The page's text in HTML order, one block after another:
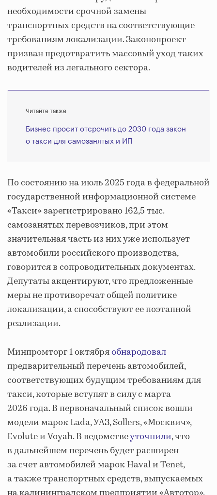
необходимости срочной замены
транспортных средств на соответствующие
требованиям локализации. Законопроект
призван предотвратить массовый уход таких
водителей из легального сектора.
Читайте также
Бизнес просит отсрочить до 2030 года закон
о такси для самозанятых и ИП
По состоянию на июль 2025 года в федеральной
государственной информационной системе
«Такси» зарегистрировано 162,5 тыс.
самозанятых перевозчиков, при этом
значительная часть из них уже использует
автомобили российского производства,
говорится в сопроводительных документах.
Депутаты акцентируют, что предложенные
меры не противоречат общей политике
локализации, а способствуют ее поэтапной
реализации.
Минпромторг 1 октябряобнародовал
предварительный перечень автомобилей,
соответствующих будущим требованиям для
такси, которые вступят в силу с марта
2026 года. В первоначальный список вошли
модели марок Lada, УАЗ, Sollers, «Москвич»,
Evolute и Voyah. В ведомствеуточнили, что
в дальнейшем перечень будет расширен
за счет автомобилей марок Haval и Tenet,
а также транспортных средств, выпускаемых